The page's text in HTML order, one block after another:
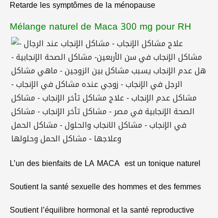
Retarde les symptômes de la ménopause
Mélange naturel de Maca 300 mg pour RH
L’un des bienfaits de LA MACA est un tonique naturel
Soutient la santé sexuelle des hommes et des femmes
Soutient l’équilibre hormonal et la santé reproductive